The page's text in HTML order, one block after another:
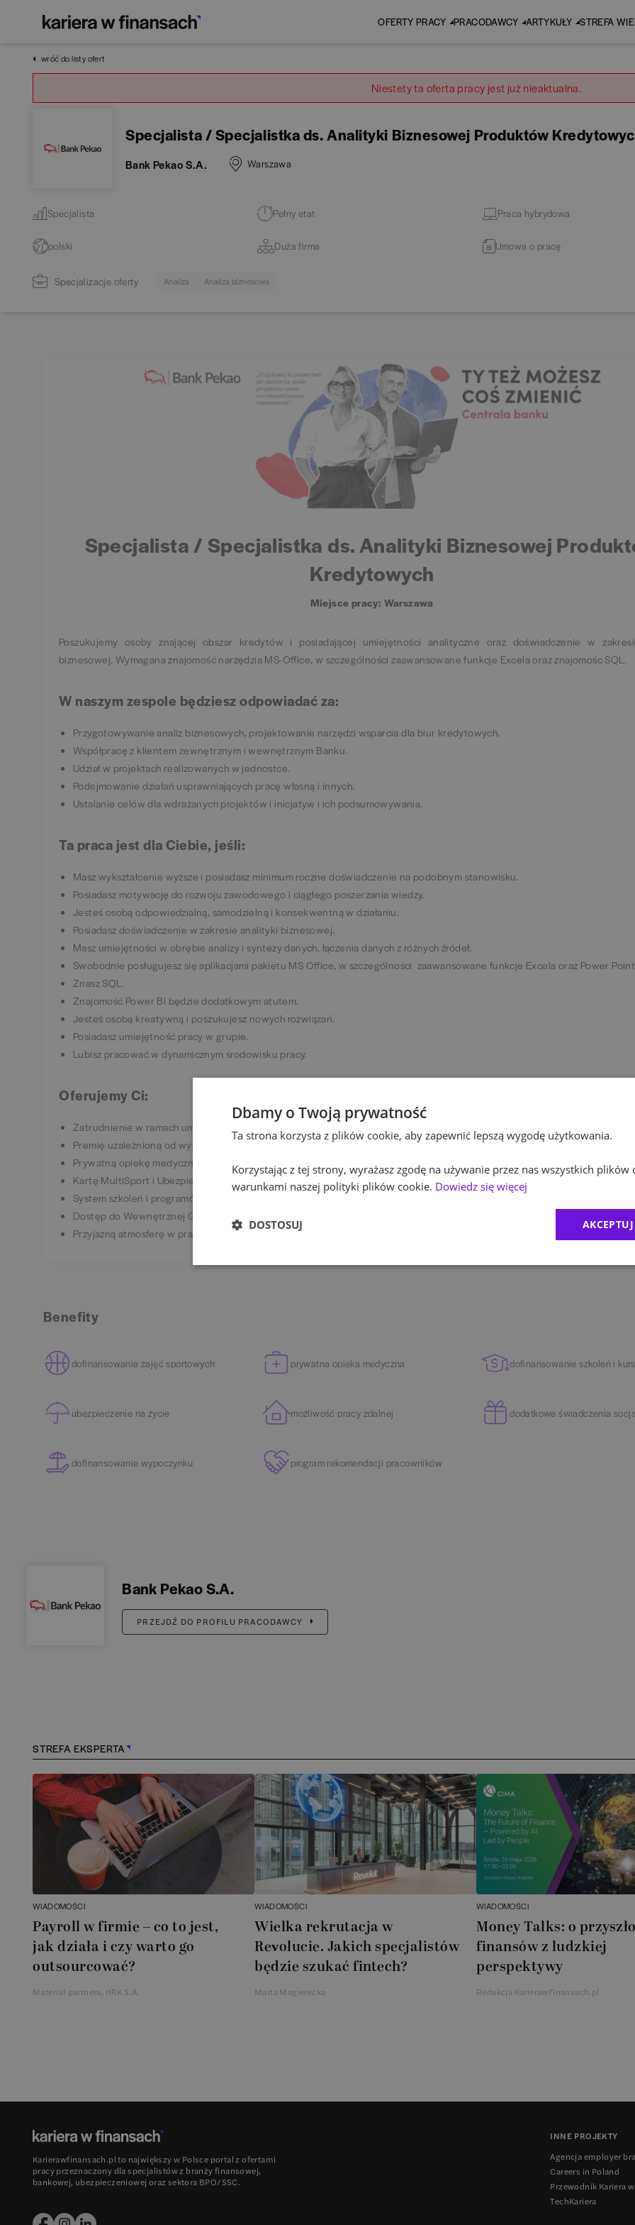
OFERTY PRACY PRACODAWCY ARTYKUŁY STREFA
wróć do listy ofert
Niestety ta oferta pracy jest już nieaktualna.
Specjalista / Specjalistka ds. Analityki Biznesowej Produktów
Bank Pekao S.A. Warszawa
Specjalista Pełny etat Praca hybrydowa
polski Duża firma Umowa o pracę
Specjalizacje oferty Analiza Analiza biznesowa
Specjalista / Specjalistka ds. Analityki Biznesowej
Kredytowych
Miejsce pracy: Warszawa
Poszukujemy osoby znającej obszar kredytów i posiadającej umiejętności analityczne oraz doświadczenie w
biznesowej. Wymagana znajomość narzędzia MS-Office, w szczególności zaawansowane funkcje Excela oraz znajomośc SQL.
W naszym zespole będziesz odpowiadać za:
Przygotowywanie analiz biznesowych, projektowanie narzędzi wsparcia dla biur kredytowych.
Współpracę z klientem zewnętrznym i wewnętrznym Banku.
Udział w projektach realizowanych w jednostce.
Podejmowanie działań usprawniających pracę własną i innych.
Ustalanie celów dla wdrażanych projektów i inicjatyw i ich podsumowywania.
Ta praca jest dla Ciebie, jeśli:
Masz wykształcenie wyższe i posiadasz minimum roczne doświadczenie na podobnym stanowisku.
Posiadasz motywację do rozwoju zawodowego i ciągłego poszerzania wiedzy.
Jesteś osobą odpowiedzialną, samodzielną i konsekwentną w działaniu.
Posiadasz doświadczenie w zakresie analityki biznesowej.
Masz umiejętności w obrębie analizy i syntezy danych, łączenia danych z różnych źródeł.
Swobodnie posługujesz się aplikacjami pakietu MS Office, w szczególności zaawansowane funkcje Excela oraz Power
Znasz SQL.
Znajomość Power BI będzie dodatkowym atutem.
Jesteś osobą kreatywną i poszukujesz nowych rozwiązań.
Posiadasz umiejętność pracy w grupie.
Lubisz pracować w dynamicznym środowisku pracy.
Oferujemy Ci:
Zatrudnienie w ramach umowy o pracę.
Premię uzależnioną od wyników i zaangażowania.
Prywatną opiekę medyczną dla Ciebie i Twojej rodziny na preferencyjnych warunkach.
Kartę MultiSport i Ubezpieczenie Grupowe na korzystnych warunkach.
System szkoleń i programów rozwojowych.
Dostęp do Wewnętrznej Giełdy Pracy.
Przyjazną atmosferę w pracy.
Benefity
dofinansowanie zajęć sportowych prywatna opieka medyczna dofinansowanie szkoleń i
ubezpieczenie na życie możliwość pracy zdalnej dodatkowe świadczenia
dofinansowanie wypoczynku program rekomendacji pracowników
Bank Pekao S.A.
PRZEJDŹ DO PROFILU PRACODAWCY
STREFA EKSPERTA
WIADOMOŚCI
Payroll w firmie – co to jest,
jak działa i czy warto go
outsourcować?
Materiał partnera, HRK S.A.
WIADOMOŚCI
Wielka rekrutacja w
Revolucie. Jakich specjalistów
będzie szukać fintech?
Marta Magierecka
WIADOMOŚCI
Money Talks: o
finansów z ludzkiej
perspektywy
Redakcja KarierawFinansach.pl
Karierawfinansach.pl to największy w Polsce portal z ofertami
pracy przeznaczony dla specjalistów z branży finansowej,
bankowej, ubezpieczeniowej oraz sektora BPO/SSC.
INNE PROJEKTY
Agencja employer
Careers in Poland
Przewodnik Kariera
TechKariera
Dbamy o Twoją prywatność
Ta strona korzysta z plików cookie, aby zapewnić lepszą wygodę użytkowania.
Korzystając z tej strony, wyrażasz zgodę na używanie przez nas wszystkich plików
warunkami naszej polityki plików cookie. Dowiedz się więcej
DOSTOSUJ